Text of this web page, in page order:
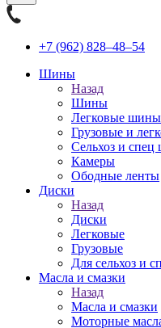
+7 (962) 828‒48‒54
Шины
Назад
Шины
Легковые шины
Грузовые и
Сельхоз и
Камеры
Ободные ленты
Диски
Назад
Диски
Легковые
Грузовые
Для сельхоз и
Масла и смазки
Назад
Масла и смазки
Моторные